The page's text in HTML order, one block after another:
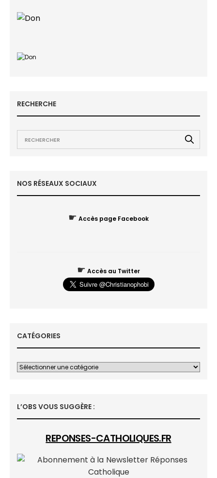
RECHERCHE
NOS RÉSEAUX SOCIAUX
☛ Accès page Facebook
☛ Accès au Twitter
CATÉGORIES
L’OBS VOUS SUGGÈRE :
REPONSES-CATHOLIQUES.FR